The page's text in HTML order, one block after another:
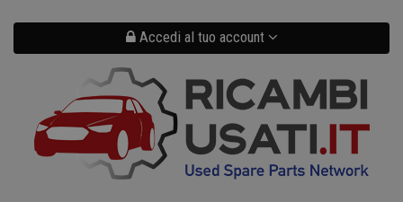
contenuto
Accedi al tuo account